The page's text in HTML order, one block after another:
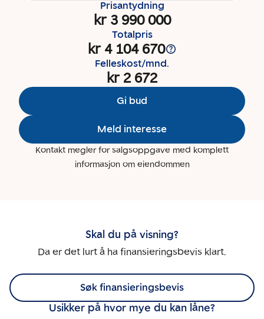
Prisantydning
kr 3 990 000
Totalpris
kr 4 104 670
Felleskost/mnd.
kr 2 672
Gi bud
Meld interesse
Kontakt megler for salgsoppgave med komplett
informasjon om eiendommen
Skal du på visning?
Da er det lurt å ha finansieringsbevis klart.
Søk finansieringsbevis
Usikker på hvor mye du kan låne?